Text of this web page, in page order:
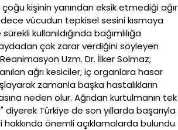
kişinin yanından eksik etmediği ağır
vücudun tepkisel sesini kısmaya
sürekli kullanıldığında bağımlılığa
çok zarar verdiğini söyleyen
Uzm. Dr. İlker Solmaz;
ağrı kesiciler; iç organlara hasar
zamanla başka hastalıkların
neden olur. Ağrıdan kurtulmanın tek
Türkiye de son yıllarda başarıyla
önemli açıklamalarda bulundu.